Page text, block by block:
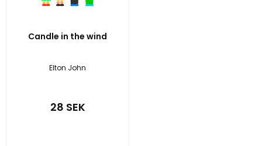
Candle in the wind
Elton John
28 SEK